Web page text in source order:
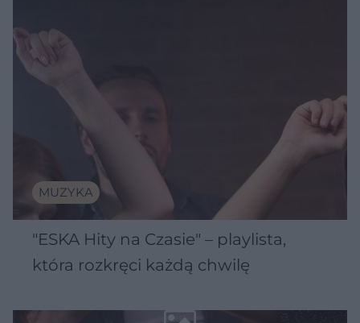
MUZYKA
"ESKA Hity na Czasie" – playlista,
która rozkręci każdą chwilę